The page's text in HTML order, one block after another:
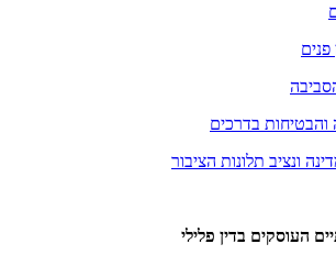
בדרכים
ונציב תלונות הציבור
העוסקים בדין פלילי